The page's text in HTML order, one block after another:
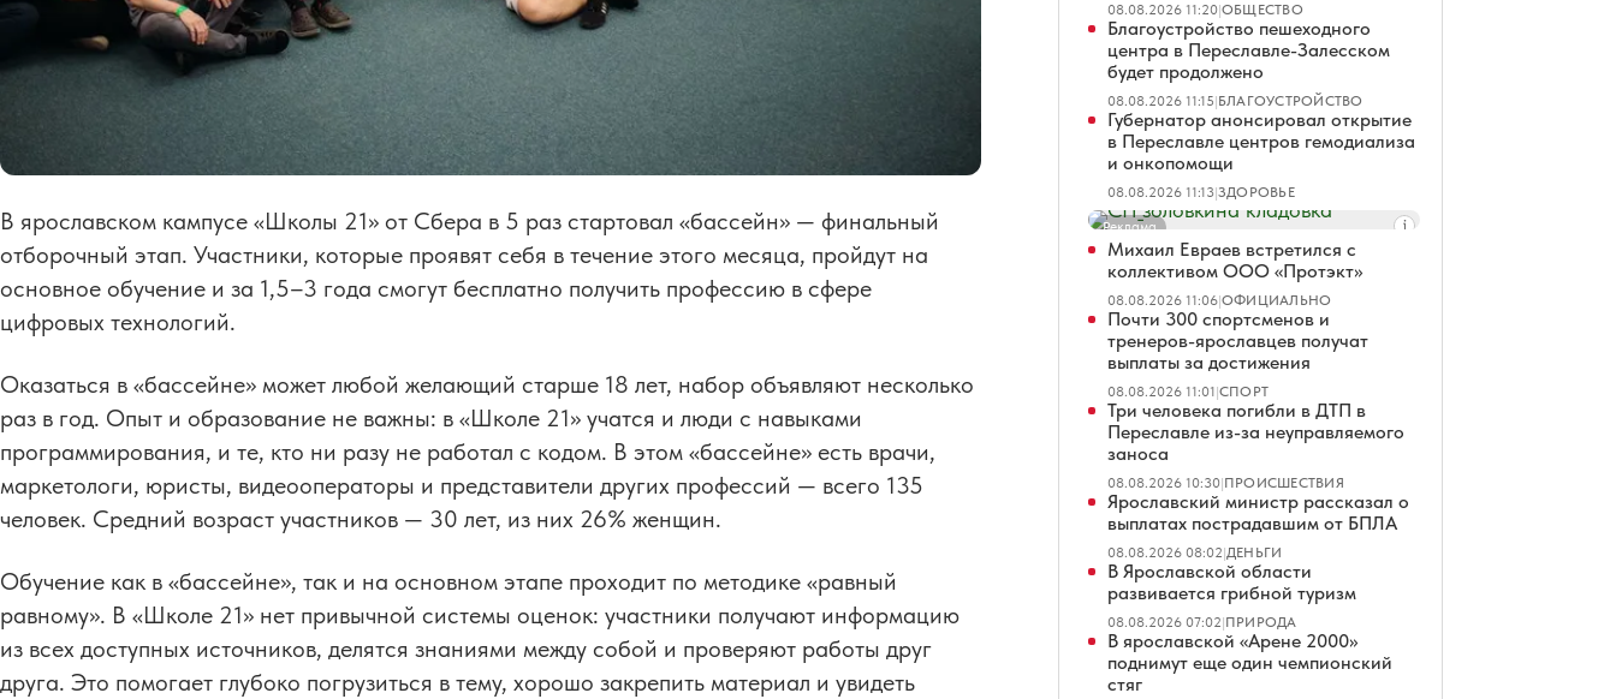
В ярославском кампусе «Школы 21» от Сбера в 5 раз стартовал «бассейн» — финальный
отборочный этап. Участники, которые проявят себя в течение этого месяца, пройдут на
основное обучение и за 1,5–3 года смогут бесплатно получить профессию в сфере
цифровых технологий.
Оказаться в «бассейне» может любой желающий старше 18 лет, набор объявляют несколько
раз в год. Опыт и образование не важны: в «Школе 21» учатся и люди с навыками
программирования, и те, кто ни разу не работал с кодом. В этом «бассейне» есть врачи,
маркетологи, юристы, видеооператоры и представители других профессий — всего 135
человек. Средний возраст участников — 30 лет, из них 26% женщин.
Обучение как в «бассейне», так и на основном этапе проходит по методике «равный
равному». В «Школе 21» нет привычной системы оценок: участники получают информацию
из всех доступных источников, делятся знаниями между собой и проверяют работы друг
друга. Это помогает глубоко погрузиться в тему, хорошо закрепить материал и увидеть
08.08.2026 11:20|ОБЩЕСТВО
Благоустройство пешеходного
центра в Переславле-Залесском
будет продолжено
08.08.2026 11:15|БЛАГОУСТРОЙСТВО
Губернатор анонсировал открытие
в Переславле центров гемодиализа
и онкопомощи
08.08.2026 11:13|ЗДОРОВЬЕ
Реклама
Михаил Евраев встретился с
коллективом ООО «Протэкт»
08.08.2026 11:06|ОФИЦИАЛЬНО
Почти 300 спортсменов и
тренеров-ярославцев получат
выплаты за достижения
08.08.2026 11:01|СПОРТ
Три человека погибли в ДТП в
Переславле из-за неуправляемого
заноса
08.08.2026 10:30|ПРОИСШЕСТВИЯ
Ярославский министр рассказал о
выплатах пострадавшим от БПЛА
08.08.2026 08:02|ДЕНЬГИ
В Ярославской области
развивается грибной туризм
08.08.2026 07:02|ПРИРОДА
В ярославской «Арене 2000»
поднимут еще один чемпионский
стяг